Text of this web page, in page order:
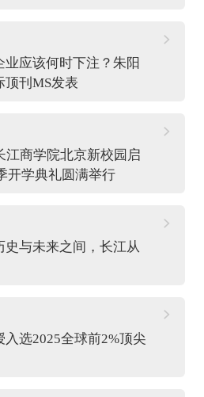
应该何时下注？朱阳
顶刊MS发表
江商学院北京新校园启
开学典礼圆满举行
与未来之间，长江从
选2025全球前2%顶尖